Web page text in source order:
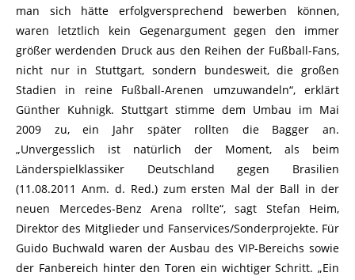
man sich hätte erfolgversprechend bewerben können,
waren letztlich kein Gegenargument gegen den immer
größer werdenden Druck aus den Reihen der Fußball-Fans,
nicht nur in Stuttgart, sondern bundesweit, die großen
Stadien in reine Fußball-Arenen umzuwandeln“, erklärt
Günther Kuhnigk. Stuttgart stimme dem Umbau im Mai
2009 zu, ein Jahr später rollten die Bagger an.
„Unvergesslich ist natürlich der Moment, als beim
Länderspielklassiker Deutschland gegen Brasilien
(11.08.2011 Anm. d. Red.) zum ersten Mal der Ball in der
neuen Mercedes-Benz Arena rollte“, sagt Stefan Heim,
Direktor des Mitglieder und Fanservices/Sonderprojekte. Für
Guido Buchwald waren der Ausbau des VIP-Bereichs sowie
der Fanbereich hinter den Toren ein wichtiger Schritt. „Ein